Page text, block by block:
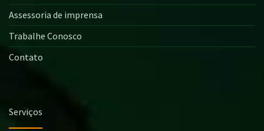
Assessoria de imprensa
Trabalhe Conosco
Contato
Serviços